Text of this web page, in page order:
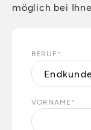
möglich bei
BERUF *
VORNAME *